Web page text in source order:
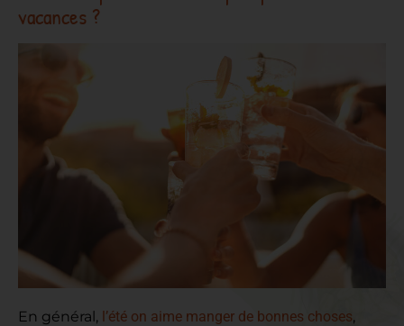
vacances ?
En général, l’été on aime manger de bonnes choses,